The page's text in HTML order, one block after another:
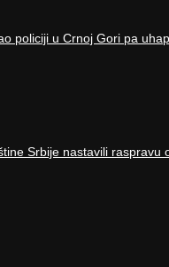
policiji u Crnoj Gori pa
Srbije nastavili raspravu